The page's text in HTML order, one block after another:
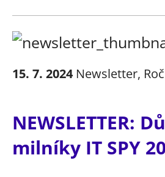
15. 7. 2024 Newsletter,
NEWSLETTER:
milníky IT SPY